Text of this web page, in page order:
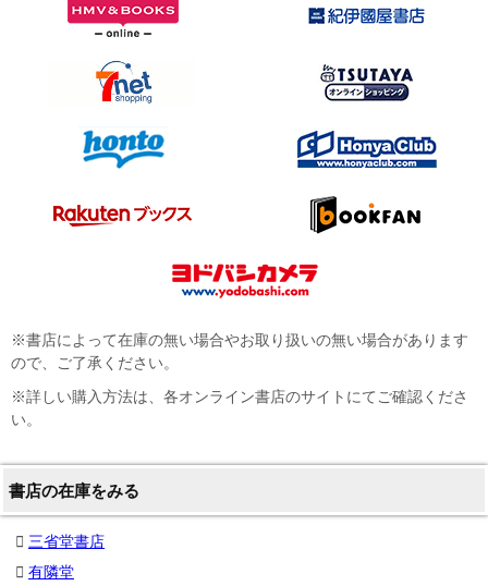
※書店によって在庫の無い場合やお取り扱いの無い場合があります
ので、ご了承ください。
※詳しい購入方法は、各オンライン書店のサイトにてご確認くださ
い。
書店の在庫をみる
三省堂書店
有隣堂